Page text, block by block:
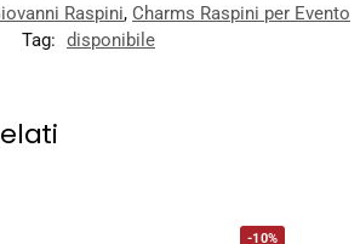
Raspini, Charms Raspini per Evento
Tag: disponibile
-10%